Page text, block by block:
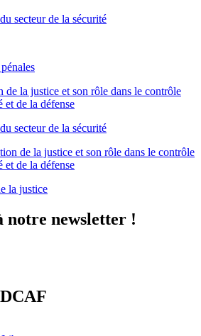
secteur de la sécurité
la justice et son rôle dans le contrôle
et de la défense
secteur de la sécurité
de la justice et son rôle dans le contrôle
et de la défense
justice
notre newsletter !